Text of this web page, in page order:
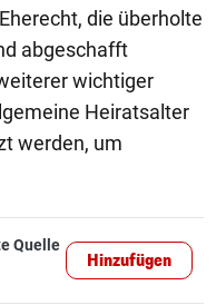
die überholte
abgeschafft
wichtiger
Heiratsalter
werden, um
Quelle
Hinzufügen